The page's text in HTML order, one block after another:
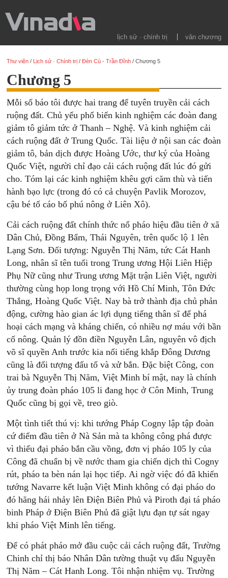
lịch sử · chính trị văn chương
Thư viện / Lịch sử · Chính trị /Đèn Cù - Trần Đĩnh /Chương 5
Chương 5
Mỗi số báo tôi được hai trang để tuyên truyền cải cách
ruộng đất. Chủ yếu phổ biến kinh nghiệm các đoàn đang
giảm tô giảm tức ở Thanh – Nghệ. Và kinh nghiệm cải
cách ruộng đất ở Trung Quốc. Tài liệu ở nội san các đoàn
giảm tô, bản dịch được Hoàng Ước, thư ký của Hoàng
Quốc Việt, người chỉ đạo cải cách ruộng đất lúc đó gửi
cho. Tóm lại các kinh nghiệm khêu gợi căm thù và tiến
hành bạo lực (trong đó có cả chuyện Pavlik Morozov,
cậu bé tố cáo bố phú nông ở Liên Xô).
Cải cách ruộng đất chính thức nổ pháo hiệu đầu tiên ở xã
Dân Chủ, Đồng Bẩm, Thái Nguyên, trên quốc lộ 1 lên
Lạng Sơn. Đối tượng: Nguyễn Thị Năm, tức Cát Hanh
Long, nhân sĩ tên tuổi trong Trung ương Hội Liên Hiệp
Phụ Nữ cũng như Trung ương Mặt trận Liên Việt, người
thường cùng họp long trọng với Hồ Chí Minh, Tôn Đức
Thắng, Hoàng Quốc Việt. Nay bà trở thành địa chủ phản
động, cường hào gian ác lợi dụng tiếng thân sĩ để phá
hoại cách mạng và kháng chiến, có nhiều nợ máu với bần
cố nông. Quản lý đồn điền Nguyễn Lân, nguyên vô địch
võ sĩ quyền Anh trước kia nổi tiếng khắp Đông Dương
cũng là đối tượng đấu tố và xử bắn. Đặc biệt Công, con
trai bà Nguyễn Thị Năm, Việt Minh bí mật, nay là chính
ủy trung đoàn pháo 105 li đang học ở Côn Minh, Trung
Quốc cũng bị gọi về, treo giò.
Một tình tiết thú vị: khi tướng Pháp Cogny lập tập đoàn
cứ điểm đầu tiên ở Nà Sản mà ta không công phá được
vì thiếu đại pháo bắn cầu vồng, đơn vị pháo 105 ly của
Công đã chuẩn bị về nước tham gia chiến dịch thì Cogny
rút, pháo ta bèn nán lại học tiếp. Ai ngờ việc đó đã khiến
tướng Navarre kết luận Việt Minh không có đại pháo do
đó hăng hái nhảy lên Điện Biên Phủ và Piroth đại tá pháo
binh Pháp ở Điện Biên Phủ đã giật lựu đạn tự sát ngay
khi pháo Việt Minh lên tiếng.
Để có phát pháo mở đầu cuộc cải cách ruộng đất, Trường
Chinh chỉ thị báo Nhân Dân tường thuật vụ đấu Nguyễn
Thị Năm – Cát Hanh Long. Tôi nhận nhiệm vụ. Trường